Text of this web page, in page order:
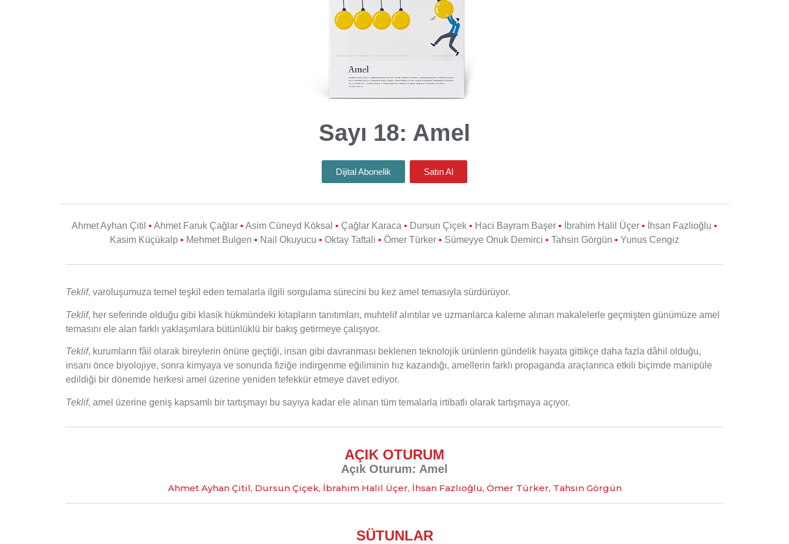
Sayı 18: Amel
Dijital Abonelik Satın Al
Ahmet Ayhan Çitil • Ahmet Faruk Çağlar • Asim Cüneyd Köksal • Çağlar Karaca • Dursun Çiçek • Haci Bayram Başer • İbrahim Halil Üçer • İhsan Fazlioğlu •
Kasim Küçükalp • Mehmet Bulgen • Nail Okuyucu • Oktay Taftali • Ömer Türker • Sümeyye Onuk Demirci • Tahsin Görgün • Yunus Cengiz
Teklif, varoluşumuza temel teşkil eden temalarla ilgili sorgulama sürecini bu kez amel temasıyla sürdürüyor.
Teklif, her seferinde olduğu gibi klasik hükmündeki kitapların tanıtımları, muhtelif alıntılar ve uzmanlarca kaleme alınan makalelerle geçmişten günümüze amel
temasını ele alan farklı yaklaşımlara bütünlüklü bir bakış getirmeye çalışıyor.
Teklif, kurumların fâil olarak bireylerin önüne geçtiği, insan gibi davranması beklenen teknolojik ürünlerin gündelik hayata gittikçe daha fazla dâhil olduğu,
insanı önce biyolojiye, sonra kimyaya ve sonunda fiziğe indirgenme eğiliminin hız kazandığı, amellerin farklı propaganda araçlarınca etkili biçimde manipüle
edildiği bir dönemde herkesi amel üzerine yeniden tefekkür etmeye davet ediyor.
Teklif, amel üzerine geniş kapsamlı bir tartışmayı bu sayıya kadar ele alınan tüm temalarla irtibatlı olarak tartışmaya açıyor.
AÇIK OTURUM
Açık Oturum: Amel
Ahmet Ayhan Çitil, Dursun Çiçek, İbrahim Halil Üçer, İhsan Fazlıoğlu, Ömer Türker, Tahsin Görgün
SÜTUNLAR